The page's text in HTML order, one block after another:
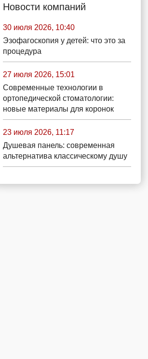
Новости компаний
30 июля 2026, 10:40
Эзофагоскопия у детей: что это за
процедура
27 июля 2026, 15:01
Современные технологии в
ортопедической стоматологии:
новые материалы для коронок
23 июля 2026, 11:17
Душевая панель: современная
альтернатива классическому душу